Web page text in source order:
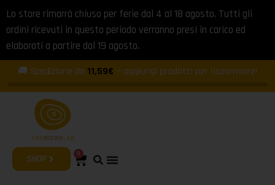
Lo store rimarrà chiuso per ferie dal 4 al 18 agosto. Tutti gli
ordini ricevuti in questo periodo verranno presi in carico ed
elaborati a partire dal 19 agosto.
🚚 Spedizione da 11,59€ — aggiungi prodotti per risparmiare!
SHOP 0